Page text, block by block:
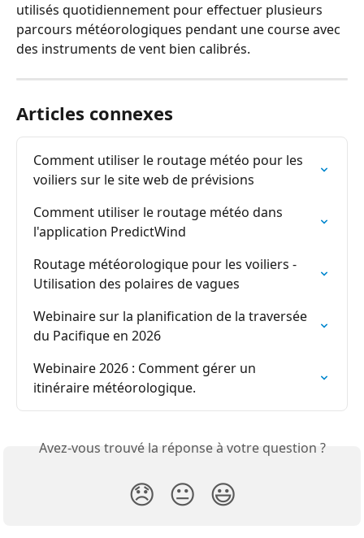
utilisés quotidiennement pour effectuer plusieurs
parcours météorologiques pendant une course avec
des instruments de vent bien calibrés.
Articles connexes
Comment utiliser le routage météo pour les
voiliers sur le site web de prévisions
Comment utiliser le routage météo dans
l'application PredictWind
Routage météorologique pour les voiliers -
Utilisation des polaires de vagues
Webinaire sur la planification de la traversée
du Pacifique en 2026
Webinaire 2026 : Comment gérer un
itinéraire météorologique.
Avez-vous trouvé la réponse à votre question ?
😞 😐 😃